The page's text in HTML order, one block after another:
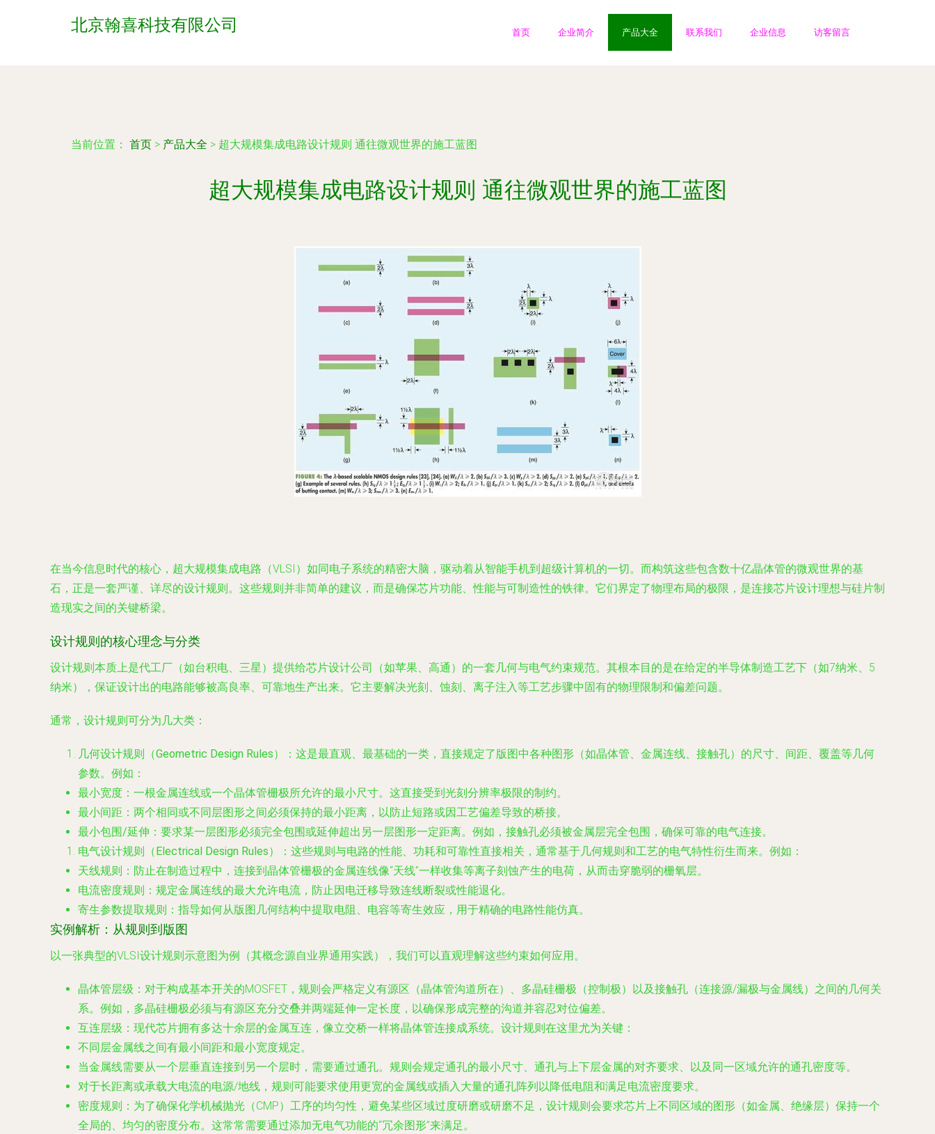
北京翰喜科技有限公司 首页 企业简介 产品大全 联系我们 企业信息 访客留言
当前位置： 首页 > 产品大全 > 超大规模集成电路设计规则 通往微观世界的施工蓝图
超大规模集成电路设计规则 通往微观世界的施工蓝图
在当今信息时代的核心，超大规模集成电路（VLSI）如同电子系统的精密大脑，驱动着从智能手机到超级计算机的一切。而构筑这些包含数十亿晶体管的微观世界的基
石，正是一套严谨、详尽的设计规则。这些规则并非简单的建议，而是确保芯片功能、性能与可制造性的铁律。它们界定了物理布局的极限，是连接芯片设计理想与硅片制
造现实之间的关键桥梁。
设计规则的核心理念与分类
设计规则本质上是代工厂（如台积电、三星）提供给芯片设计公司（如苹果、高通）的一套几何与电气约束规范。其根本目的是在给定的半导体制造工艺下（如7纳米、5
纳米），保证设计出的电路能够被高良率、可靠地生产出来。它主要解决光刻、蚀刻、离子注入等工艺步骤中固有的物理限制和偏差问题。
通常，设计规则可分为几大类：
几何设计规则（Geometric Design Rules）
：这是最直观、最基础的一类，直接规定了版图中各种图形（如晶体管、金属连线、接触孔）的尺寸、间距、覆盖等几何
参数。例如：
最小宽度 ：一根金属连线或一个晶体管栅极所允许的最小尺寸。这直接受到光刻分辨率极限的制约。
最小间距 ：两个相同或不同层图形之间必须保持的最小距离，以防止短路或因工艺偏差导致的桥接。
最小包围/延伸 ：要求某一层图形必须完全包围或延伸超出另一层图形一定距离。例如，接触孔必须被金属层完全包围，确保可靠的电气连接。
电气设计规则（Electrical Design Rules）
：这些规则与电路的性能、功耗和可靠性直接相关，通常基于几何规则和工艺的电气特性衍生而来。例如：
天线规则 ：防止在制造过程中，连接到晶体管栅极的金属连线像“天线”一样收集等离子刻蚀产生的电荷，从而击穿脆弱的栅氧层。
电流密度规则 ：规定金属连线的最大允许电流，防止因电迁移导致连线断裂或性能退化。
寄生参数提取规则 ：指导如何从版图几何结构中提取电阻、电容等寄生效应，用于精确的电路性能仿真。
实例解析：从规则到版图
以一张典型的VLSI设计规则示意图为例（其概念源自业界通用实践），我们可以直观理解这些约束如何应用。
晶体管层级 ：对于构成基本开关的MOSFET，规则会严格定义有源区 （晶体管沟道所在）、 多晶硅栅极 （控制极）以及接触孔 （连接源/漏极与金属线）之间的几何关
系。例如，多晶硅栅极必须与有源区充分交叠并两端延伸一定长度，以确保形成完整的沟道并容忍对位偏差。
互连层级 ：现代芯片拥有多达十余层的金属互连，像立交桥一样将晶体管连接成系统。设计规则在这里尤为关键：
不同层金属线之间有最小间距和最小宽度规定。
当金属线需要从一个层垂直连接到另一个层时，需要通过通孔。规则会规定通孔的最小尺寸、通孔与上下层金属的对齐要求、以及同一区域允许的通孔密度等。
对于长距离或承载大电流的电源/地线，规则可能要求使用更宽的金属线或插入大量的通孔阵列以降低电阻和满足电流密度要求。
密度规则 ：为了确保化学机械抛光（CMP）工序的均匀性，避免某些区域过度研磨或研磨不足，设计规则会要求芯片上不同区域的图形（如金属、绝缘层）保持一个
全局的、均匀的密度分布。这常常需要通过添加无电气功能的“冗余图形”来满足。